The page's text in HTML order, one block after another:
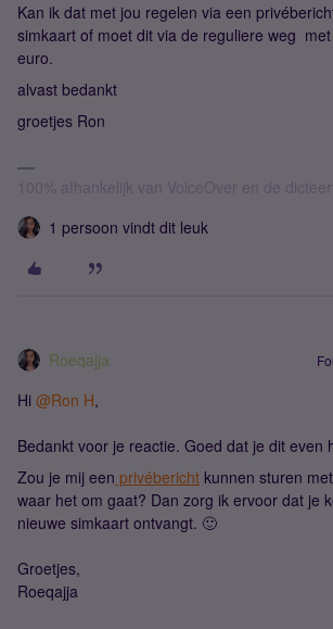
Kan ik dat met jou regelen via een
simkaart of moet dit via de reguliere weg
euro.
alvast bedankt
groetjes Ron
100% afhankelijk van VoiceOver en de
1 persoon vindt dit leuk
Roeqajja
Hi @Ron H,
Bedankt voor je reactie. Goed dat je dit even
Zou je mij een privébericht kunnen sturen
waar het om gaat? Dan zorg ik ervoor dat je
nieuwe simkaart ontvangt. 🙂
Groetjes,
Roeqajja